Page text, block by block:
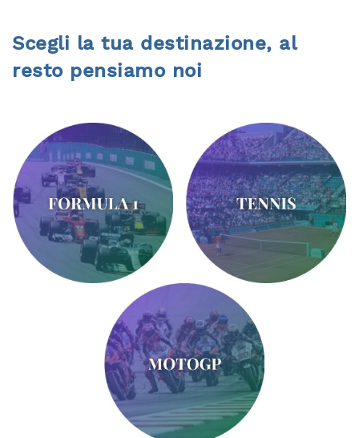
Scegli la tua destinazione, al
resto pensiamo noi